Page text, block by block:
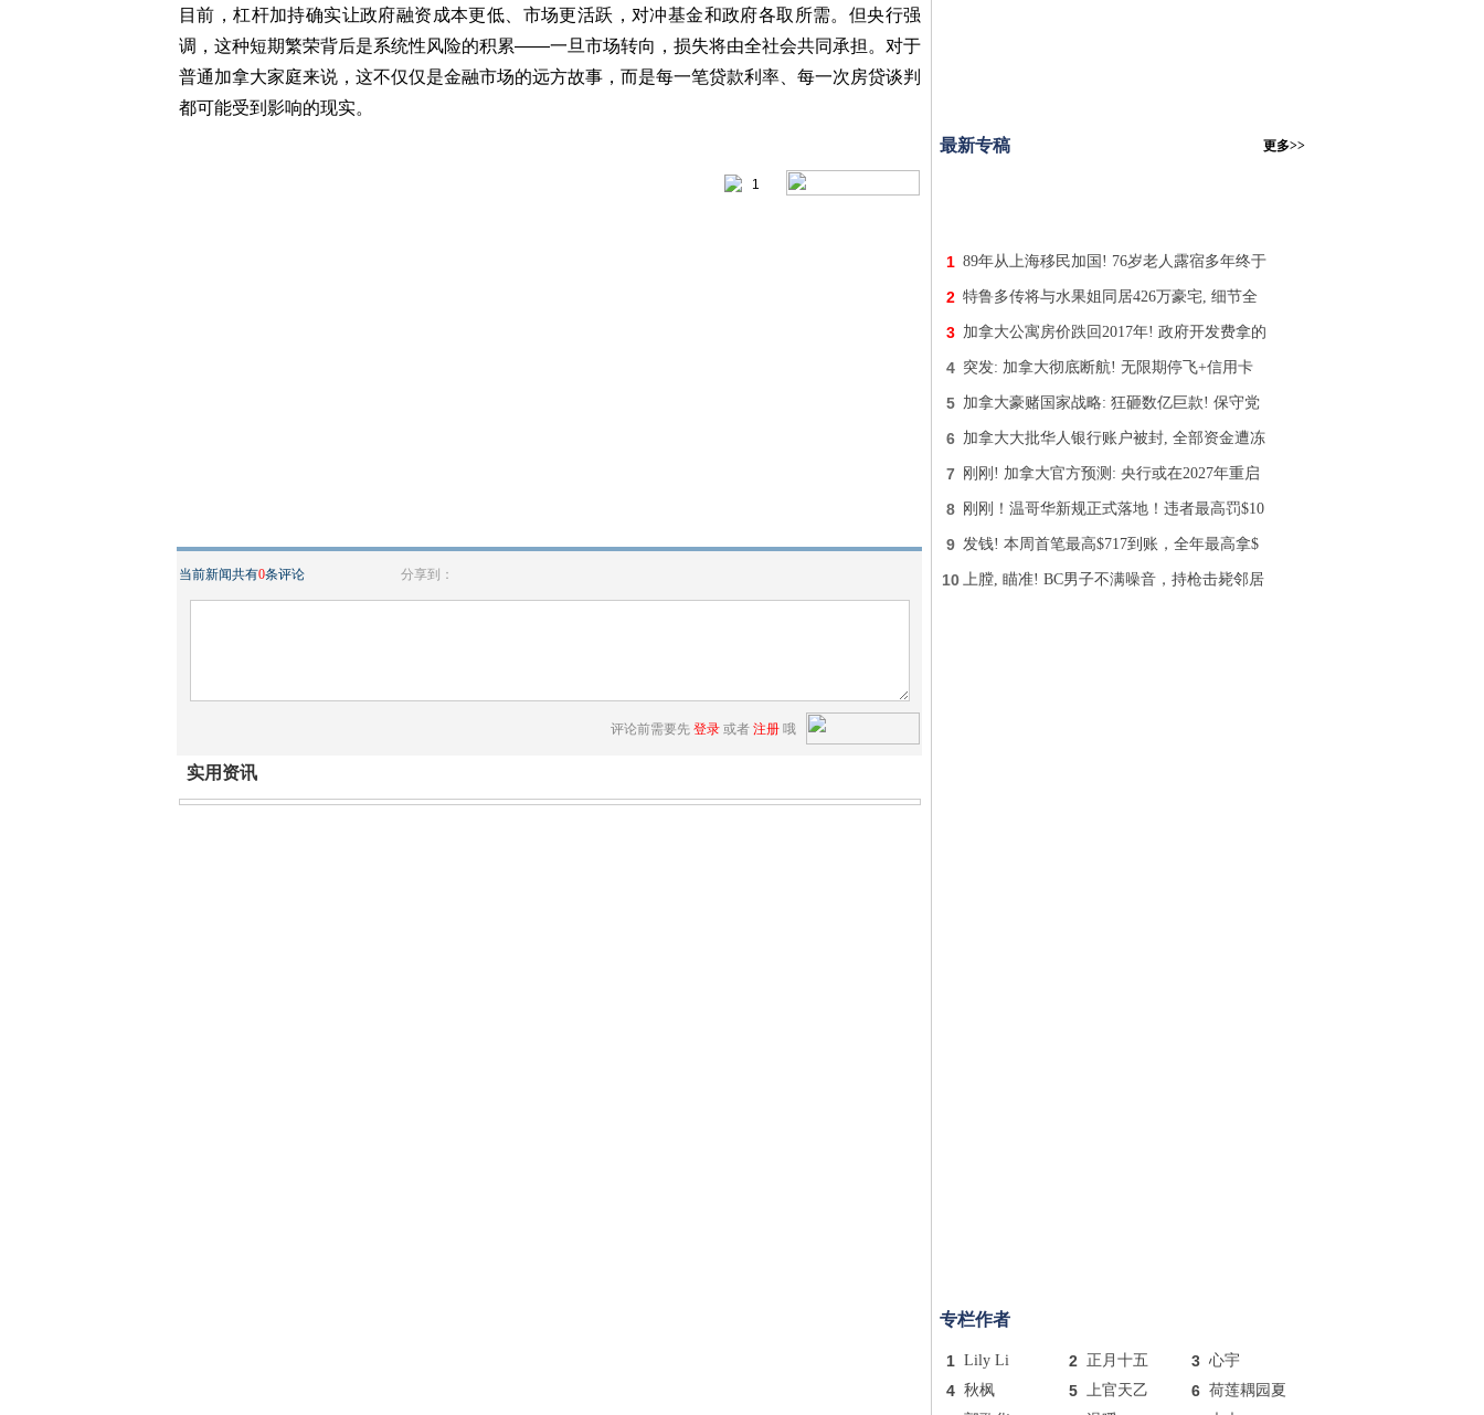
目前，杠杆加持确实让政府融资成本更低、市场更活跃，对冲基金和政府各取所需。但央行强
调，这种短期繁荣背后是系统性风险的积累——一旦市场转向，损失将由全社会共同承担。对于
普通加拿大家庭来说，这不仅仅是金融市场的远方故事，而是每一笔贷款利率、每一次房贷谈判
都可能受到影响的现实。
1
当前新闻共有0条评论 分享到：
评论前需要先 登录 或者 注册 哦
实用资讯
最新专稿 更多>>
1 89年从上海移民加国! 76岁老人露宿多年终于
2 特鲁多传将与水果姐同居426万豪宅, 细节全
3 加拿大公寓房价跌回2017年! 政府开发费拿的
4 突发: 加拿大彻底断航! 无限期停飞+信用卡
5 加拿大豪赌国家战略: 狂砸数亿巨款! 保守党
6 加拿大大批华人银行账户被封, 全部资金遭冻
7 刚刚! 加拿大官方预测: 央行或在2027年重启
8 刚刚！温哥华新规正式落地！违者最高罚$10
9 发钱! 本周首笔最高$717到账，全年最高拿$
10 上膛, 瞄准! BC男子不满噪音，持枪击毙邻居
专栏作者
1 Lily Li 2 正月十五 3 心宇
4 秋枫 5 上官天乙 6 荷莲耦园夏